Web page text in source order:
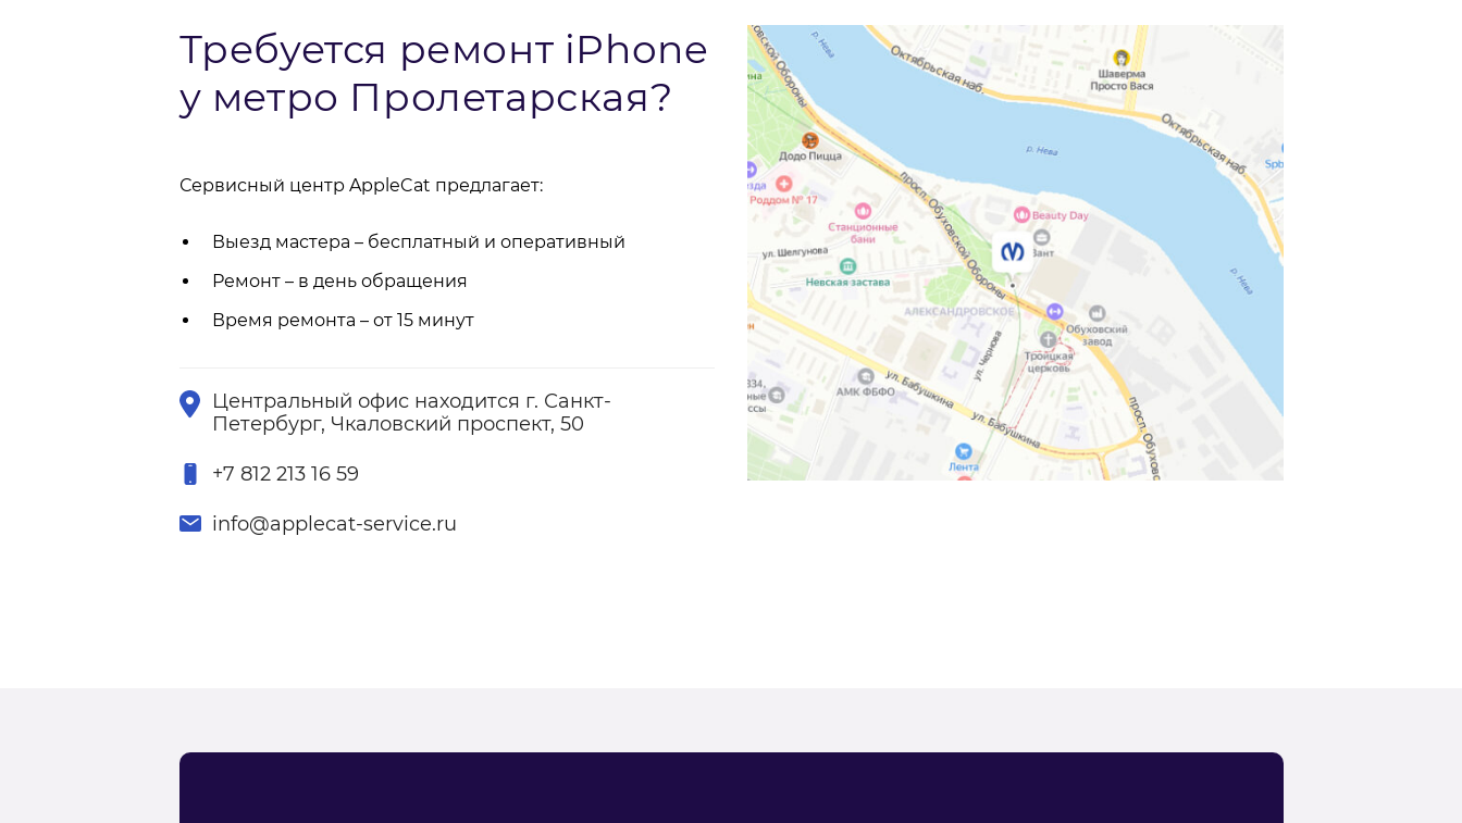
Требуется ремонт iPhone
у метро Пролетарская?
Сервисный центр AppleCat предлагает:
Выезд мастера – бесплатный и оперативный
Ремонт – в день обращения
Время ремонта – от 15 минут
Центральный офис находится г. Санкт-
Петербург, Чкаловский проспект, 50
+7 812 213 16 59
info@applecat-service.ru